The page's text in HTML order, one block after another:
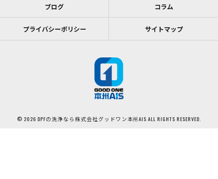
ブログ コラム
プライバシーポリシー サイトマップ
© 2026 DPFの洗浄なら株式会社グッドワン本州AIS ALL RIGHTS RESERVED.